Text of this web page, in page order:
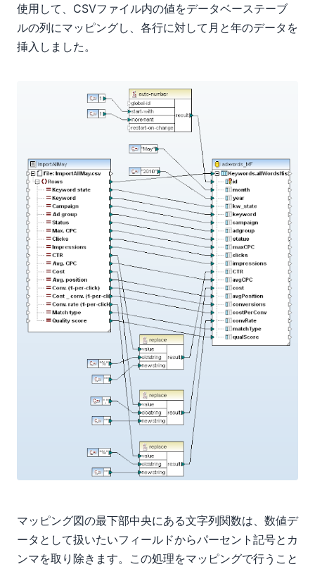
使用して、CSVファイル内の値をデータベーステーブ
ルの列にマッピングし、各行に対して月と年のデータを
挿入しました。
マッピング図の最下部中央にある文字列関数は、数値デ
ータとして扱いたいフィールドからパーセント記号とカ
ンマを取り除きます。この処理をマッピングで行うこと